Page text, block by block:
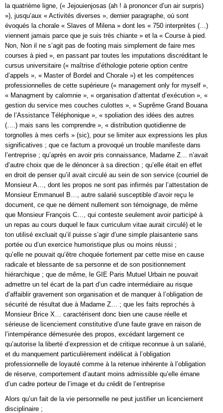
la quatrième ligne, (« Jejouienjosas (ah ! à prononcer d’un air surpris)
»), jusqu’aux « Activités diverses », dernier paragraphe, où sont
évoqués la chorale « Slaves of Milena » dont les « 750 interprètes (…)
viennent jamais parce que je suis très chiante » et la « Course à pied.
Non, Non il ne s’agit pas de footing mais simplement de faire mes
courses à pied », en passant par toutes les imputations discréditant le
cursus universitaire (« maîtrise d’éthologie poterie option centre
d’appels », « Master of Bordel and Chorale ») et les compétences
professionnelles de cette supérieure (« management only for myself »,
« Managment by calomnie », « organisation d’attentat d’exécution », «
gestion du service mes couches culottes », « Suprême Grand Bouana
de l’Assistance Téléphonique », « spoliation des idées des autres
(….) mais sans les comprendre », « distribution quotidienne de
torgnolles à mes cerfs » (sic), pour se limiter aux expressions les plus
significatives ; que ce factum a provoqué un trouble manifeste dans
l’entreprise ; qu’après en avoir pris connaissance, Madame Z… n’avait
d’autre choix que de le dénoncer à sa direction ; qu’elle était en effet
en droit de penser qu’il avait circulé au sein de son service (courriel de
Monsieur A…, dont les propos ne sont pas infirmés par l’attestation de
Monsieur Emmanuel B…, autre salarié susceptible d’avoir reçu le
document, ce que ne dément nullement son témoignage, de même
que Monsieur François C…, qui conteste seulement avoir participé à
un repas au cours duquel le faux curriculum vitae aurait circulé) et le
ton utilisé excluait qu’il puisse s’agir d’une simple plaisanterie sans
portée ou d’un exercice humoristique plus ou moins réussi ;
qu’elle ne pouvait qu’être choquée fortement par cette mise en cause
radicale et blessante de sa personne et de son positionnement
hiérarchique ; que de même, le GIE Paris Mutuel Urbain ne pouvait
admettre un tel écart de la part d’un cadre intermédiaire au risque
d’affaiblir gravement son organisation et de manquer à l’obligation de
sécurité de résultat due à Madame Z… ; que les faits reprochés à
Monsieur Brice X… caractérisent donc bien une cause réelle et
sérieuse de licenciement constitutive d’une faute grave en raison de
l’intempérance démesurée des propos, excédant largement ce
qu’autorise la liberté d’expression et de critique reconnue à un salarié,
et du manquement particulièrement indélicat à l’obligation
professionnelle de loyauté comme à la retenue inhérente à l’obligation
de réserve, comportement d’autant moins admissible qu’elle émane
d’un cadre porteur de l’image et du crédit de l’entreprise
Alors qu’un fait de la vie personnelle ne peut justifier un licenciement
disciplinaire ;